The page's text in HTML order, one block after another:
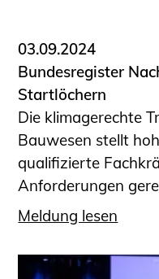
03.09.2024
Bundesregister
Startlöchern
Die klimagerechte
Bauwesen stellt
qualifizierte
Anforderungen
Meldung lesen